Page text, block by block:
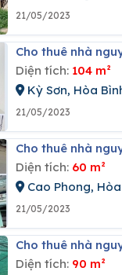
21/05/2023
Cho thuê nhà
Diện tích: 104 m²
Kỳ Sơn, Hòa
21/05/2023
Cho thuê nhà
Diện tích: 60 m²
Cao Phong,
21/05/2023
Cho thuê nhà
Diện tích: 90 m²